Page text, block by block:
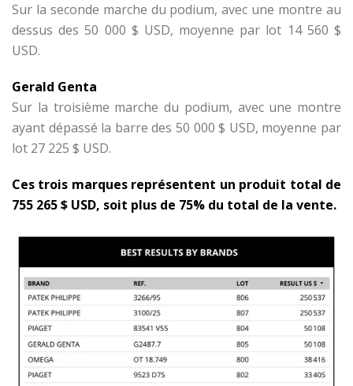
Sur la seconde marche du podium, avec une montre au
dessus des 50 000 $ USD, moyenne par lot 14 560 $
USD.
Gerald Genta
Sur la troisième marche du podium, avec une montre
ayant dépassé la barre des 50 000 $ USD, moyenne par
lot 27 225 $ USD.
Ces trois marques représentent un produit total de
755 265 $ USD, soit plus de 75% du total de la vente.